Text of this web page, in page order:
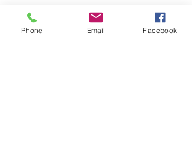
Phone Email Facebook